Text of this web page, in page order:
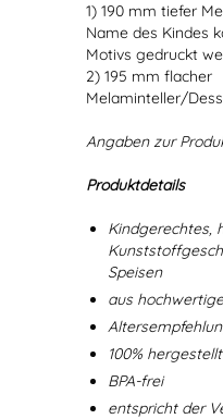
1) 190 mm tiefer
Name des Kindes
Motivs gedruckt
2) 195 mm flacher
Melaminteller/
Angaben zur
Produktdetails
Kindgerechtes,
Speisen
aus
100%
BPA-frei
entspricht der